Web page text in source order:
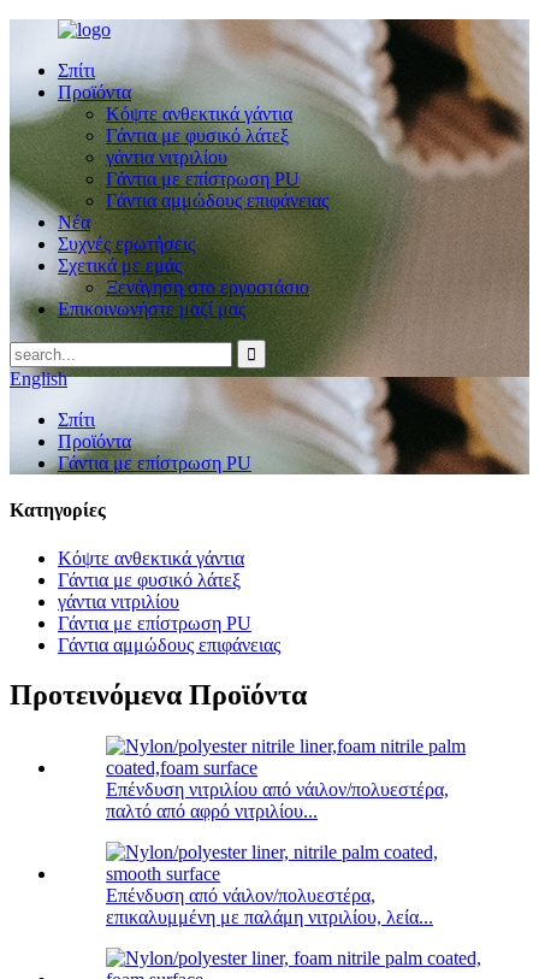
Σπίτι
Προϊόντα
Κόψτε ανθεκτικά γάντια
Γάντια με φυσικό λάτεξ
γάντια νιτριλίου
Γάντια με επίστρωση PU
Γάντια αμμώδους επιφάνειας
Νέα
Συχνές ερωτήσεις
Σχετικά με εμάς
Ξενάγηση στο εργοστάσιο
Επικοινωνήστε μαζί μας
English
Σπίτι
Προϊόντα
Γάντια με επίστρωση PU
Κατηγορίες
Κόψτε ανθεκτικά γάντια
Γάντια με φυσικό λάτεξ
γάντια νιτριλίου
Γάντια με επίστρωση PU
Γάντια αμμώδους επιφάνειας
Προτεινόμενα Προϊόντα
Επένδυση νιτριλίου από νάιλον/πολυεστέρα,
παλτό από αφρό νιτριλίου...
Επένδυση από νάιλον/πολυεστέρα,
επικαλυμμένη με παλάμη νιτριλίου, λεία...